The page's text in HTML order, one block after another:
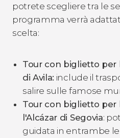
potrete scegliere tra le
programma verrà
scelta:
Tour con biglietto per
di Avila: include il
salire sulle famose
Tour con biglietto per
l'Alcázar di Segovia:
guidata in entrambe